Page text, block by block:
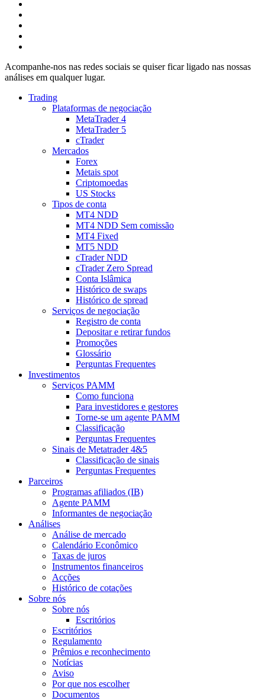
Acompanhe-nos nas redes sociais se quiser ficar ligado nas nossas
análises em qualquer lugar.
Trading
Plataformas de negociação
MetaTrader 4
MetaTrader 5
cTrader
Mercados
Forex
Metais spot
Criptomoedas
US Stocks
Tipos de conta
MT4 NDD
MT4 NDD Sem comissão
MT4 Fixed
MT5 NDD
cTrader NDD
cTrader Zero Spread
Conta Islâmica
Histórico de swaps
Histórico de spread
Serviços de negociação
Registro de conta
Depositar e retirar fundos
Promoções
Glossário
Perguntas Frequentes
Investimentos
Serviços PAMM
Como funciona
Para investidores e gestores
Torne-se um agente PAMM
Classificação
Perguntas Frequentes
Sinais de Metatrader 4&5
Classificação de sinais
Perguntas Frequentes
Parceiros
Programas afiliados (IB)
Agente PAMM
Informantes de negociação
Análises
Análise de mercado
Calendário Econômico
Taxas de juros
Instrumentos financeiros
Acções
Histórico de cotações
Sobre nós
Sobre nós
Escritórios
Escritórios
Regulamento
Prêmios e reconhecimento
Notícias
Aviso
Por que nos escolher
Documentos